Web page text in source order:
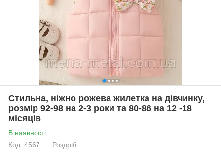
Стильна, ніжно рожева жилетка на дівчинку,
розмір 92-98 на 2-3 роки та 80-86 на 12 -18
місяців
В наявності
Код: 4567
Роздріб